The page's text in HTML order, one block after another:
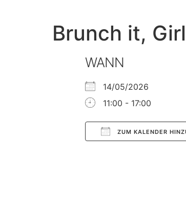
Brunch it,
WANN
14/05/2026
11:00 - 17:00
ZUM KALENDER